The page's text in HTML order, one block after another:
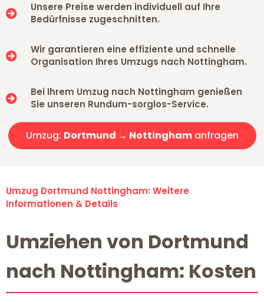
Unsere Preise werden individuell auf Ihre
Bedürfnisse zugeschnitten.
Wir garantieren eine effiziente und schnelle
Organisation Ihres Umzugs nach Nottingham.
Bei Ihrem Umzug nach Nottingham genießen
Sie unseren Rundum-sorglos-Service.
Umzug: Dortmund → Nottinghamanfragen
Umzug Dortmund Nottingham: Weitere
Informationen & Details
Umziehen von Dortmund
nach Nottingham: Kosten